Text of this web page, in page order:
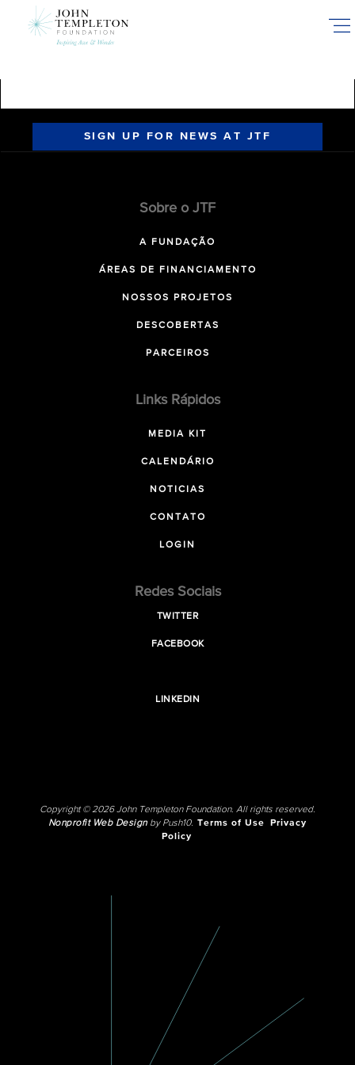
SIGN UP FOR NEWS AT JTF
Sobre o JTF
A FUNDAÇÃO
ÁREAS DE FINANCIAMENTO
NOSSOS PROJETOS
DESCOBERTAS
PARCEIROS
Links Rápidos
MEDIA KIT
CALENDÁRIO
NOTICIAS
CONTATO
LOGIN
Redes Sociais
TWITTER
FACEBOOK
LINKEDIN
Copyright © 2026 John Templeton Foundation. All rights reserved.
Nonprofit Web Designby Push10. Terms of Use
Privacy
Policy